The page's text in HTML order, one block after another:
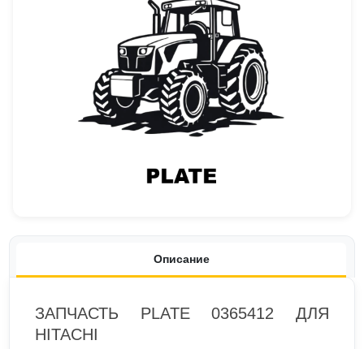
Описание
ЗАПЧАСТЬ PLATE 0365412 ДЛЯ
HITACHI